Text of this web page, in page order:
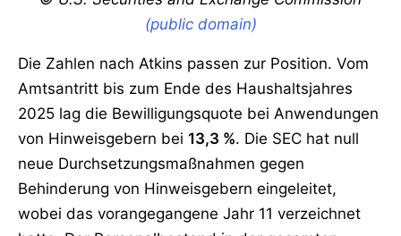
(public domain)
Die Zahlen nach Atkins passen zur Position. Vom
Amtsantritt bis zum Ende des Haushaltsjahres
2025 lag die Bewilligungsquote bei Anwendungen
von Hinweisgebern bei 13,3 %. Die SEC hat null
neue Durchsetzungsmaßnahmen gegen
Behinderung von Hinweisgebern eingeleitet,
wobei das vorangegangene Jahr 11 verzeichnet